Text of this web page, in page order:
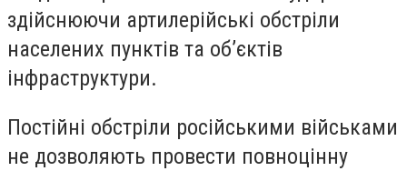
здійснюючи артилерійські обстріли
населених пунктів та об’єктів
інфраструктури.
Постійні обстріли російськими військами
не дозволяють провести повноцінну